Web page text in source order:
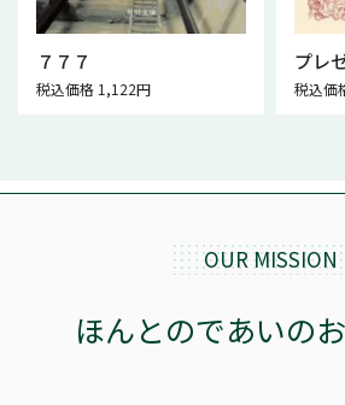
７７７
税込価格 1,122円
プレ
税込価
OUR MISSION
ほんとのであいの